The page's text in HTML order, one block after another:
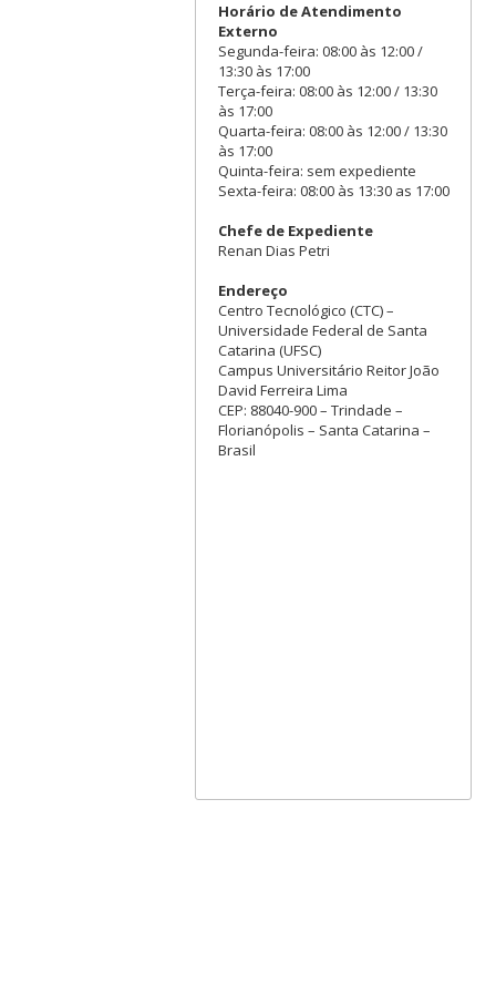
Horário de Atendimento
Externo
Segunda-feira: 08:00 às 12:00 /
13:30 às 17:00
Terça-feira: 08:00 às 12:00 / 13:30
às 17:00
Quarta-feira: 08:00 às 12:00 / 13:30
às 17:00
Quinta-feira: sem expediente
Sexta-feira: 08:00 às 13:30 as 17:00
Chefe de Expediente
Renan Dias Petri
Endereço
Centro Tecnológico (CTC) –
Universidade Federal de Santa
Catarina (UFSC)
Campus Universitário Reitor João
David Ferreira Lima
CEP: 88040-900 – Trindade –
Florianópolis – Santa Catarina –
Brasil